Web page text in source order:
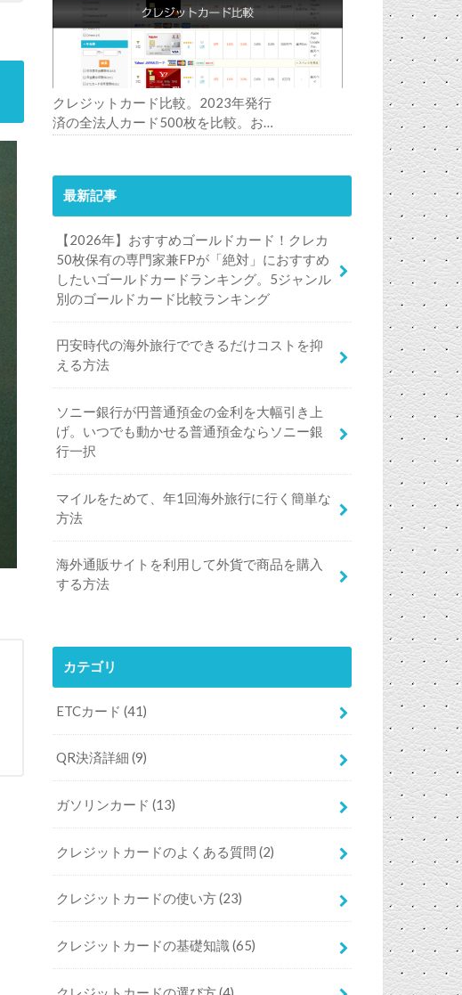
クレジットカード比較。2023年発行
済の全法人カード500枚を比較。お
最新記事
【2026年】おすすめゴールドカード！クレカ
50枚保有の専門家兼FPが「絶対」におすすめ
したいゴールドカードランキング。5ジャンル
別のゴールドカード比較ランキング
円安時代の海外旅行でできるだけコストを抑
える方法
ソニー銀行が円普通預金の金利を大幅引き上
げ。いつでも動かせる普通預金ならソニー銀
行一択
マイルをためて、年1回海外旅行に行く簡単な
方法
海外通販サイトを利用して外貨で商品を購入
する方法
カテゴリ
ETCカード(41)
QR決済詳細(9)
ガソリンカード(13)
クレジットカードのよくある質問(2)
クレジットカードの使い方(23)
クレジットカードの基礎知識(65)